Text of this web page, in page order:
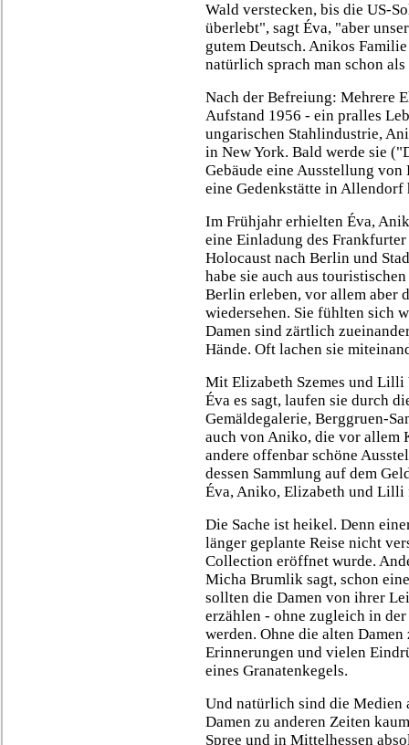
Wald verstecken, bis die US-
überlebt", sagt Éva, "aber
gutem Deutsch. Anikos
natürlich sprach man schon
Nach der Befreiung: Mehrere
Aufstand 1956 - ein pralles
ungarischen Stahlindustrie,
in New York. Bald werde sie
Gebäude eine Ausstellung
eine Gedenkstätte in Allendorf
Im Frühjahr erhielten Éva,
eine Einladung des
Holocaust nach Berlin und
habe sie auch aus
Berlin erleben, vor allem aber
wiedersehen. Sie fühlten sich
Damen sind zärtlich
Hände. Oft lachen sie
Mit Elizabeth Szemes und
Éva es sagt, laufen sie durch
Gemäldegalerie, Berggruen-
auch von Aniko, die vor allem
andere offenbar schöne
dessen Sammlung auf dem
Éva, Aniko, Elizabeth und Lilli
Die Sache ist heikel. Denn
länger geplante Reise nicht
Collection eröffnet wurde.
Micha Brumlik sagt, schon
sollten die Damen von ihrer
erzählen - ohne zugleich in
werden. Ohne die alten
Erinnerungen und vielen
eines Granatenkegels.
Und natürlich sind die Medien
Damen zu anderen Zeiten
Spree und in Mittelhessen